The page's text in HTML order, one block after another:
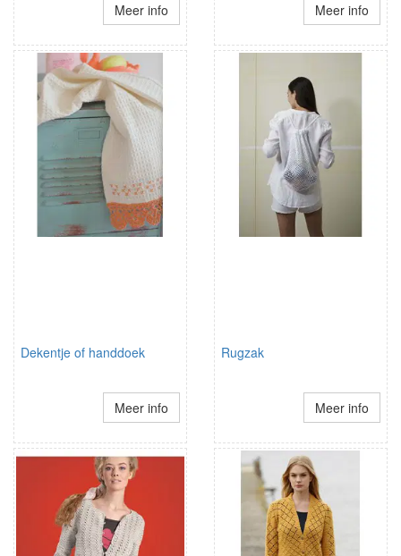
Meer info Meer info
Dekentje of handdoek
Meer info
Rugzak
Meer info